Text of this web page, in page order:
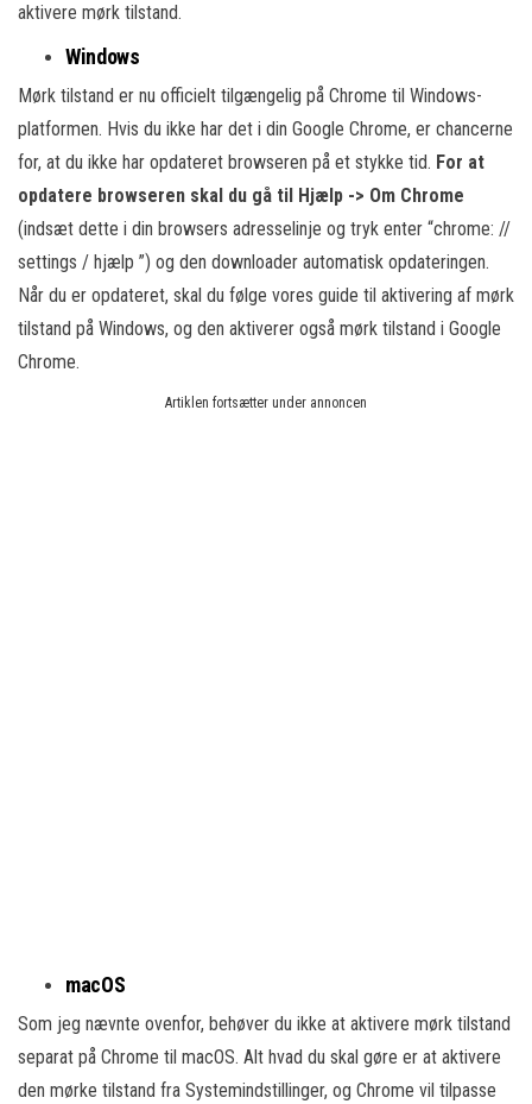
aktivere mørk tilstand.
Windows
Mørk tilstand er nu officielt tilgængelig på Chrome til Windows-
platformen. Hvis du ikke har det i din Google Chrome, er chancerne
for, at du ikke har opdateret browseren på et stykke tid. For at
opdatere browseren skal du gå til Hjælp -> Om Chrome
(indsæt dette i din browsers adresselinje og tryk enter “chrome: //
settings / hjælp ”) og den downloader automatisk opdateringen.
Når du er opdateret, skal du følge vores guide til aktivering af mørk
tilstand på Windows, og den aktiverer også mørk tilstand i Google
Chrome.
Artiklen fortsætter under annoncen
macOS
Som jeg nævnte ovenfor, behøver du ikke at aktivere mørk tilstand
separat på Chrome til macOS. Alt hvad du skal gøre er at aktivere
den mørke tilstand fra Systemindstillinger, og Chrome vil tilpasse